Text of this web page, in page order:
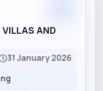
AND
31 January 2026